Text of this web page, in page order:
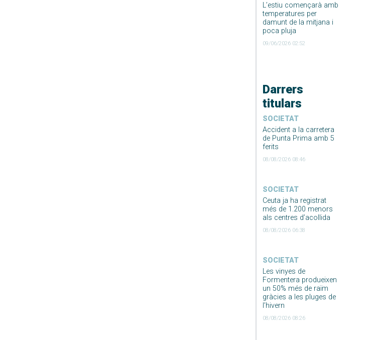
L’estiu començarà amb
temperatures per
damunt de la mitjana i
poca pluja
09/06/2026 02:52
Darrers
titulars
SOCIETAT
Accident a la carretera
de Punta Prima amb 5
ferits
08/08/2026 08:46
SOCIETAT
Ceuta ja ha registrat
més de 1.200 menors
als centres d’acollida
08/08/2026 06:38
SOCIETAT
Les vinyes de
Formentera produeixen
un 50% més de raïm
gràcies a les pluges de
l’hivern
08/08/2026 08:26